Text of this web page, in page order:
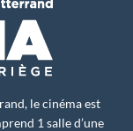
le cinéma est
1 salle d’une